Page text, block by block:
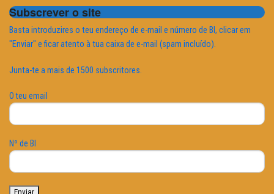
Subscrever o site
Basta introduzires o teu endereço de e-mail e número de BI, clicar em
"Enviar" e ficar atento à tua caixa de e-mail (spam incluído).
Junta-te a mais de 1500 subscritores.
O teu email
Nº de BI